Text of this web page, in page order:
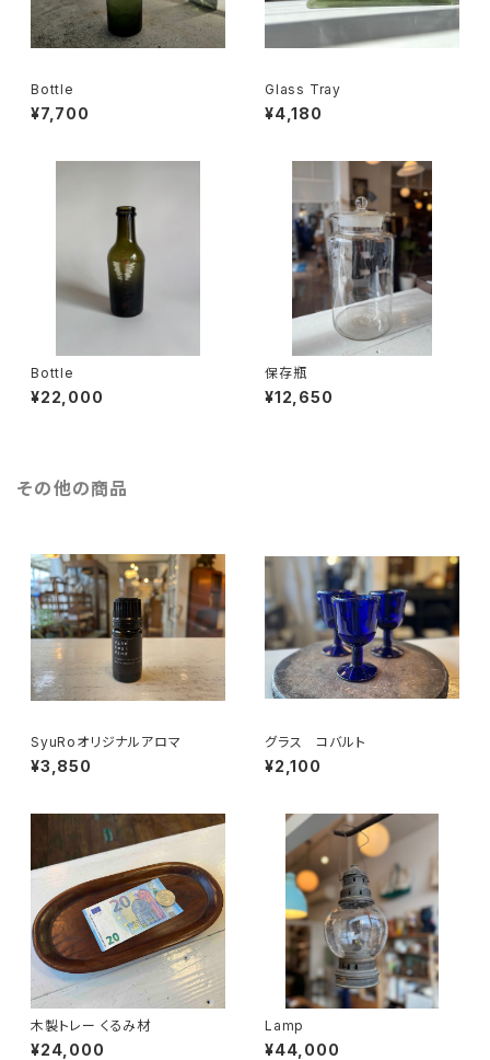
Bottle
¥7,700
Glass Tray
¥4,180
Bottle
¥22,000
保存瓶
¥12,650
その他の商品
SyuRoオリジナルアロマ
¥3,850
グラス コバルト
¥2,100
木製トレー くるみ材
¥24,000
Lamp
¥44,000